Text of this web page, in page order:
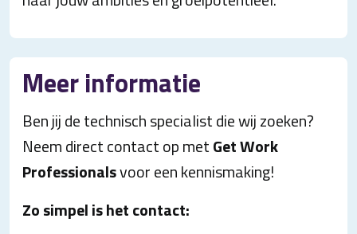
Meer informatie
Ben jij de technisch specialist die wij zoeken?
Neem direct contact op metGet Work
Professionalsvoor een kennismaking!
Zo simpel is het contact: